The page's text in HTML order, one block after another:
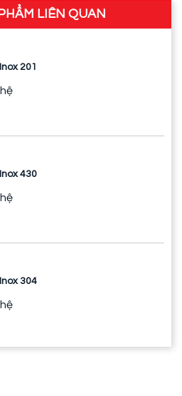
LIÊN QUAN
201
430
304